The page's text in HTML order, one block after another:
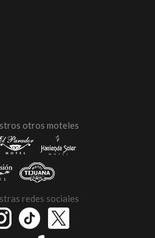
otros moteles
redes sociales